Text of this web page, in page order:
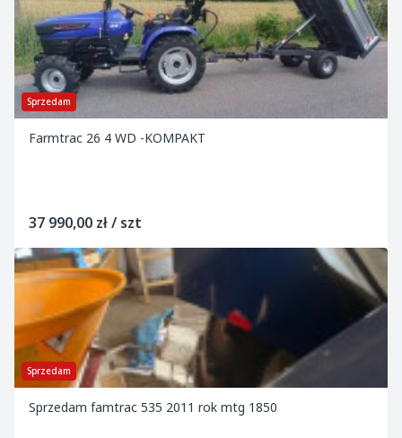
Sprzedam
Farmtrac 26 4 WD -KOMPAKT
37 990,00 zł / szt
Sprzedam
Sprzedam famtrac 535 2011 rok mtg 1850